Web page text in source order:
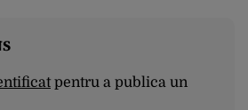
pentru a publica un